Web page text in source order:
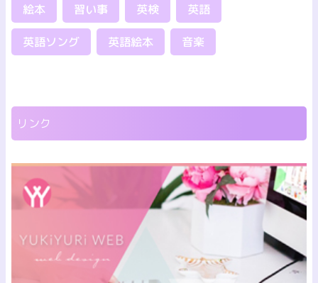
絵本 習い事 英検 英語
英語ソング 英語絵本 音楽
リンク